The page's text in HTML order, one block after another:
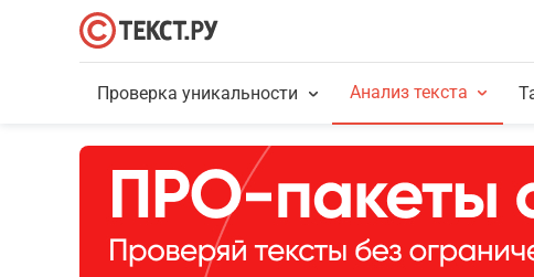
Проверка уникальности Анализ текста